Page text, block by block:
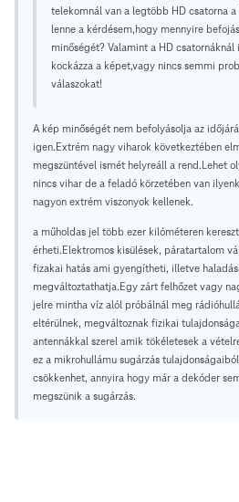
telekomnál van a legtöbb HD csatorna
lenne a kérdésem,hogy mennyire
minőségét? Valamint a HD
kockázza a képet,vagy nincs semmi
válaszokat!
A kép minőségét nem befolyásolja az
igen.Extrém nagy viharok következtében
megszüntével ismét helyreáll a rend.Lehet
nincs vihar de a feladó körzetében van
nagyon extrém viszonyok kellenek.
a műholdas jel több ezer kilóméteren
érheti.Elektromos kisülések, páratartalom
fizakai hatás ami gyengítheti, illetve
megváltoztathatja.Egy zárt felhőzet vagy
jelre mintha víz alól próbálnál meg
eltérülnek, megváltoznak fizikai
antennákkal szerel amik tökéletesek a
ez a mikrohullámu sugárzás
csökkenhet, annyira hogy már a dekóder
megszünik a sugárzás.